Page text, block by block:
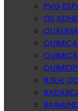
PVG
QS
R.G.H.